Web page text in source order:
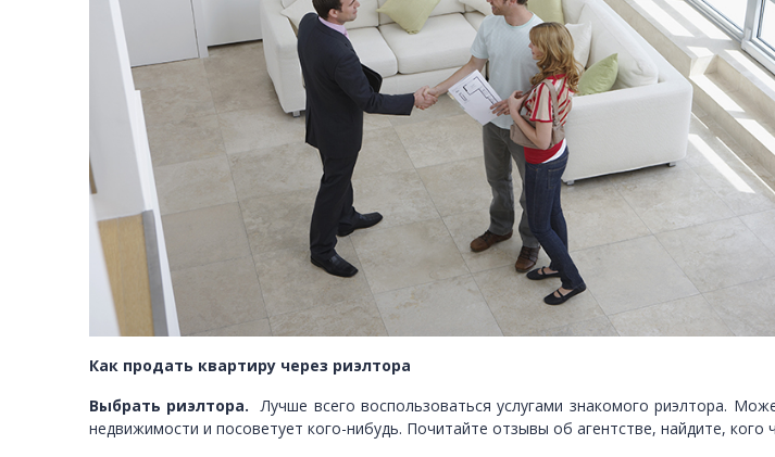
Как продать квартиру через риэлтора
Выбрать риэлтора. Лучше всего воспользоваться услугами знакомого риэлтора.
недвижимости и посоветует кого-нибудь. Почитайте отзывы об агентстве, найдите, кого